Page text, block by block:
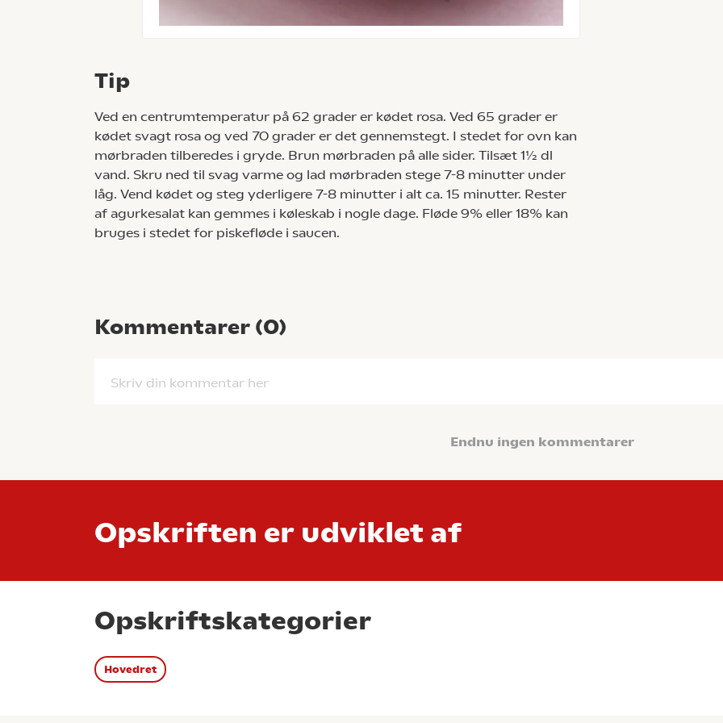
Tip
Ved en centrumtemperatur på 62 grader er kødet rosa. Ved 65 grader er
kødet svagt rosa og ved 70 grader er det gennemstegt. I stedet for ovn kan
mørbraden tilberedes i gryde. Brun mørbraden på alle sider. Tilsæt 1½ dl
vand. Skru ned til svag varme og lad mørbraden stege 7-8 minutter under
låg. Vend kødet og steg yderligere 7-8 minutter i alt ca. 15 minutter. Rester
af agurkesalat kan gemmes i køleskab i nogle dage. Fløde 9% eller 18% kan
bruges i stedet for piskefløde i saucen.
Kommentarer (0)
Skriv din kommentar her
Endnu ingen kommentarer
Opskriften er udviklet af
Opskriftskategorier
Hovedret